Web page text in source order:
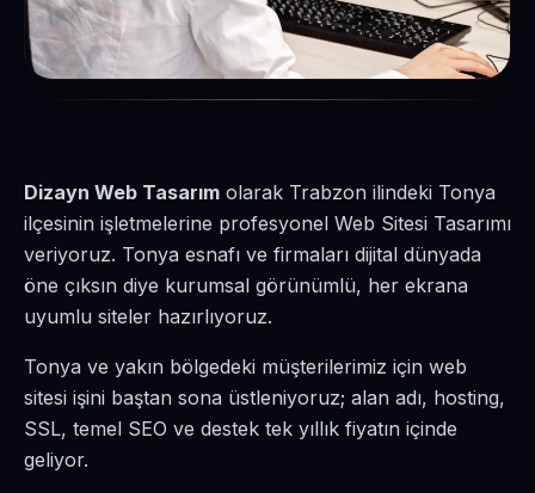
Dizayn Web Tasarım olarak Trabzon ilindeki Tonya
ilçesinin işletmelerine profesyonel Web Sitesi Tasarımı
veriyoruz. Tonya esnafı ve firmaları dijital dünyada
öne çıksın diye kurumsal görünümlü, her ekrana
uyumlu siteler hazırlıyoruz.
Tonya ve yakın bölgedeki müşterilerimiz için web
sitesi işini baştan sona üstleniyoruz; alan adı, hosting,
SSL, temel SEO ve destek tek yıllık fiyatın içinde
geliyor.